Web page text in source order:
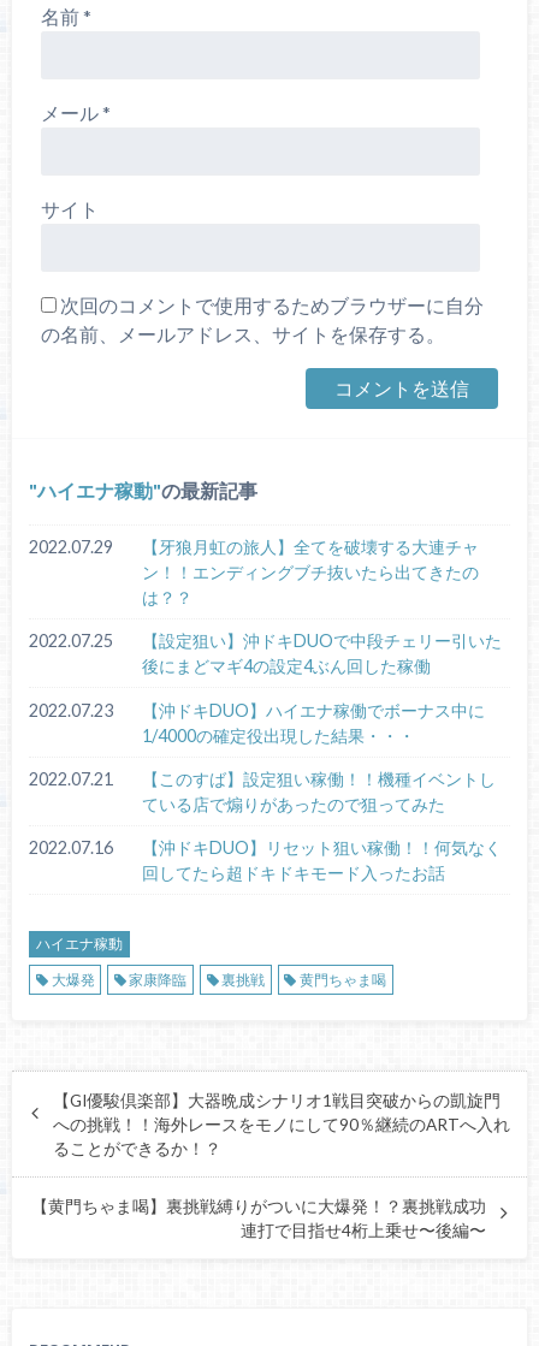
名前*
メール*
サイト
次回のコメントで使用するためブラウザーに自分
の名前、メールアドレス、サイトを保存する。
ハイエナ稼動 の最新記事
2022.07.29
【牙狼月虹の旅人】全てを破壊する大連チャ
ン！！エンディングブチ抜いたら出てきたの
は？？
2022.07.25
【設定狙い】沖ドキDUOで中段チェリー引いた
後にまどマギ4の設定4ぶん回した稼働
2022.07.23
【沖ドキDUO】ハイエナ稼働でボーナス中に
1/4000の確定役出現した結果・・・
2022.07.21
【このすば】設定狙い稼働！！機種イベントし
ている店で煽りがあったので狙ってみた
2022.07.16
【沖ドキDUO】リセット狙い稼働！！何気なく
回してたら超ドキドキモード入ったお話
ハイエナ稼動
大爆発
家康降臨 裏挑戦 黄門ちゃま喝
【GI優駿倶楽部】大器晩成シナリオ1戦目突破からの凱旋門
への挑戦！！海外レースをモノにして90％継続のARTへ入れ
ることができるか！？
【黄門ちゃま喝】裏挑戦縛りがついに大爆発！？裏挑戦成功
連打で目指せ4桁上乗せ〜後編〜